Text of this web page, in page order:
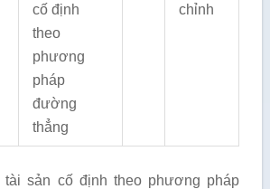
cố định
theo
phương
pháp
đường
thẳng
chỉnh
sản cố định theo phương pháp